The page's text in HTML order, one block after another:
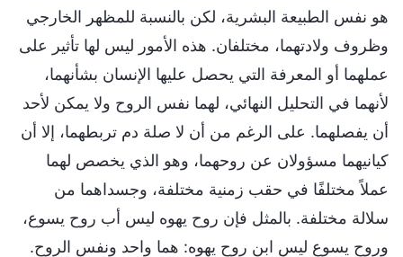
هو نفس الطبيعة البشرية، لكن بالنسبة للمظهر الخارجي
وظروف ولادتهما، مختلفان. هذه الأمور ليس لها تأثير على
عملهما أو المعرفة التي يحصل عليها الإنسان بشأنهما،
لأنهما في التحليل النهائي، لهما نفس الروح ولا يمكن لأحد
أن يفصلهما. على الرغم من أن لا صلة دم تربطهما، إلا أن
كيانيهما مسؤولان عن روحهما، وهو الذي يخصص لهما
عملاً مختلفًا في حقب زمنية مختلفة، وجسداهما من
سلالة مختلفة. بالمثل فإن روح يهوه ليس أب روح يسوع،
وروح يسوع ليس ابن روح يهوه: هما واحد ونفس الروح.